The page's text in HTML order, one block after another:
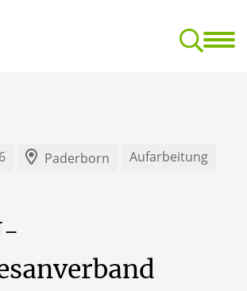
Paderborn Aufarbeitung